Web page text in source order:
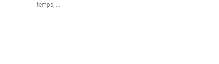
temps, ...